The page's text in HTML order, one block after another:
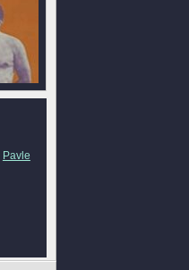
Pavle